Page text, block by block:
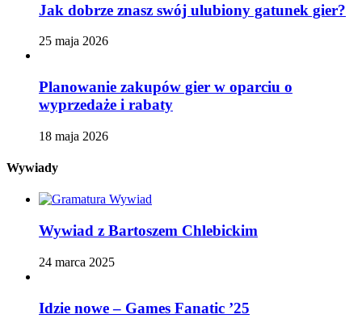
Jak dobrze znasz swój ulubiony gatunek gier?
25 maja 2026
Planowanie zakupów gier w oparciu o
wyprzedaże i rabaty
18 maja 2026
Wywiady
Wywiad z Bartoszem Chlebickim
24 marca 2025
Idzie nowe – Games Fanatic ’25